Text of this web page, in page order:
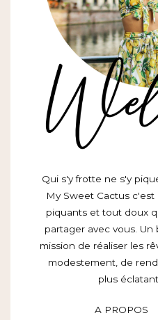
Qui s'y frotte ne s'y
My Sweet Cactus
piquants et tout doux
partager avec vous.
mission de réaliser les
modestement, de
plus
A PROPOS